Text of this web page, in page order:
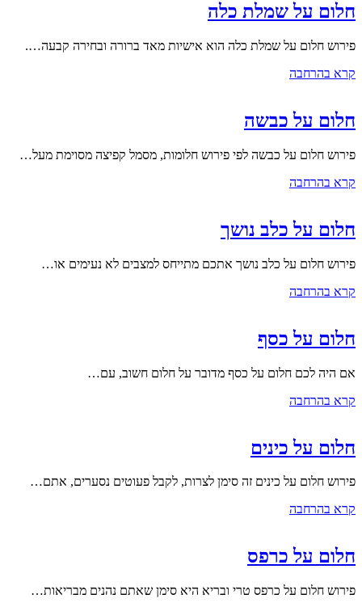
חלום על שמלת כלה
פירוש חלום על שמלת כלה הוא אישיות מאד ברורה ובחירה קבעה….
קרא בהרחבה
חלום על כבשה
פירוש חלום על כבשה לפי פירוש חלומות, מסמל קפיצה מסוימת מעל…
קרא בהרחבה
חלום על כלב נושך
פירוש חלום על כלב נושך אתכם מתייחס למצבים לא נעימים או…
קרא בהרחבה
חלום על כסף
אם היה לכם חלום על כסף מדובר על חלום חשוב, עם…
קרא בהרחבה
חלום על כינים
פירוש חלום על כינים זה סימן לצרות, לקבל פעוטים נסערים, אתם…
קרא בהרחבה
חלום על כרפס
פירוש חלום על כרפס טרי ובריא היא סימן שאתם נהנים מבריאות…